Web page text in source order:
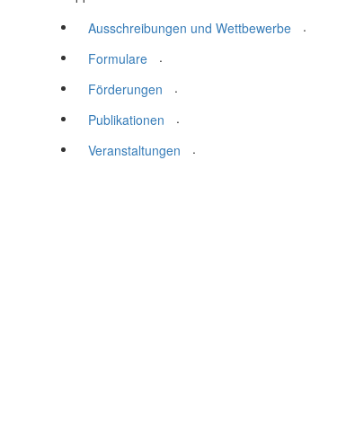
Ausschreibungen und Wettbewerbe
.
Formulare
.
Förderungen
.
Publikationen
.
Veranstaltungen
.